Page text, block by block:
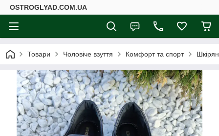
ОSTROGLYAD.СOM.UA
Товари Чоловіче взуття Комфорт та спорт